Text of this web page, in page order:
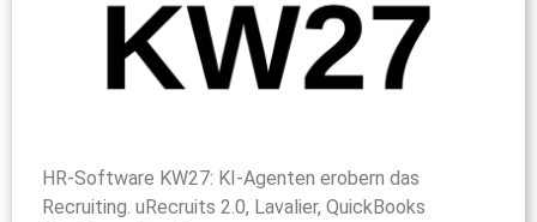
HR-Software KW27: KI-Agenten erobern das
Recruiting. uRecruits 2.0, Lavalier, QuickBooks